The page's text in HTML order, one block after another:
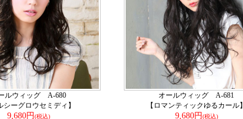
ルウィッグ A-680
シーグロウセミディ】
9,680円(税込)
オールウィッグ A-681
【ロマンティックゆるカール】
9,680円(税込)